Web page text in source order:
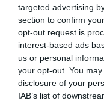
targeted advertising
section to confirm
opt-out request is
interest-based ads
us or personal
your opt-out. You
disclosure of your
IAB’s list of
Ο συνδυασμός της
τροφή και εντατική
και επαναφέροντας την